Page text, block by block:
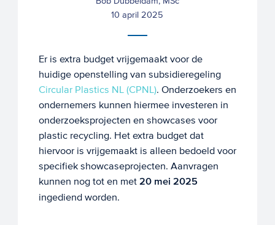
10 april 2025
Er is extra budget vrijgemaakt voor de
huidige openstelling van subsidieregeling
Circular Plastics NL (CPNL). Onderzoekers en
ondernemers kunnen hiermee investeren in
onderzoeksprojecten en showcases voor
plastic recycling. Het extra budget dat
hiervoor is vrijgemaakt is alleen bedoeld voor
specifiek showcaseprojecten. Aanvragen
kunnen nog tot en met 20 mei 2025
ingediend worden.